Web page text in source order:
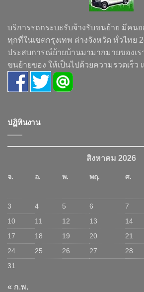
บริการรถกระบะรับจ้างรับขนย้าย มีคน
ทุกที่ในเขตกรุงเทพ ต่างจังหวัด ทั่วไทย
ประสบการณ์ย้ายบ้านมามากมายของเร
ขนย้ายของ ให้เป็นไปด้วยความรวดเร็
ปฏิทินงาน
สิงหาคม 2026
จ. อ. พ. พฤ. ศ.
3
4 5 6 7
10
11 12 13 14
17
18 19 20 21
24
25 26 27 28
31
« ก.พ.